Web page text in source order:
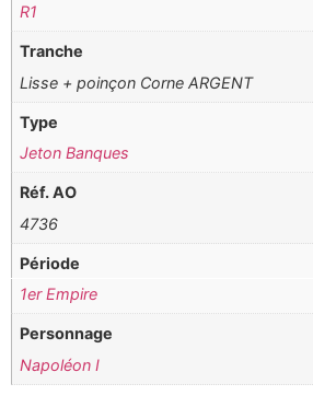
R1
Tranche
Lisse + poinçon Corne ARGENT
Type
Jeton Banques
Réf. AO
4736
Période
1er Empire
Personnage
Napoléon I